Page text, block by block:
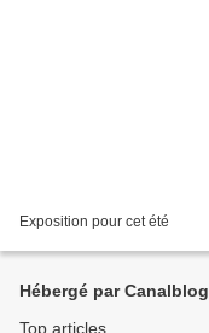
Exposition pour cet été
Hébergé par Canalblog
Top articles